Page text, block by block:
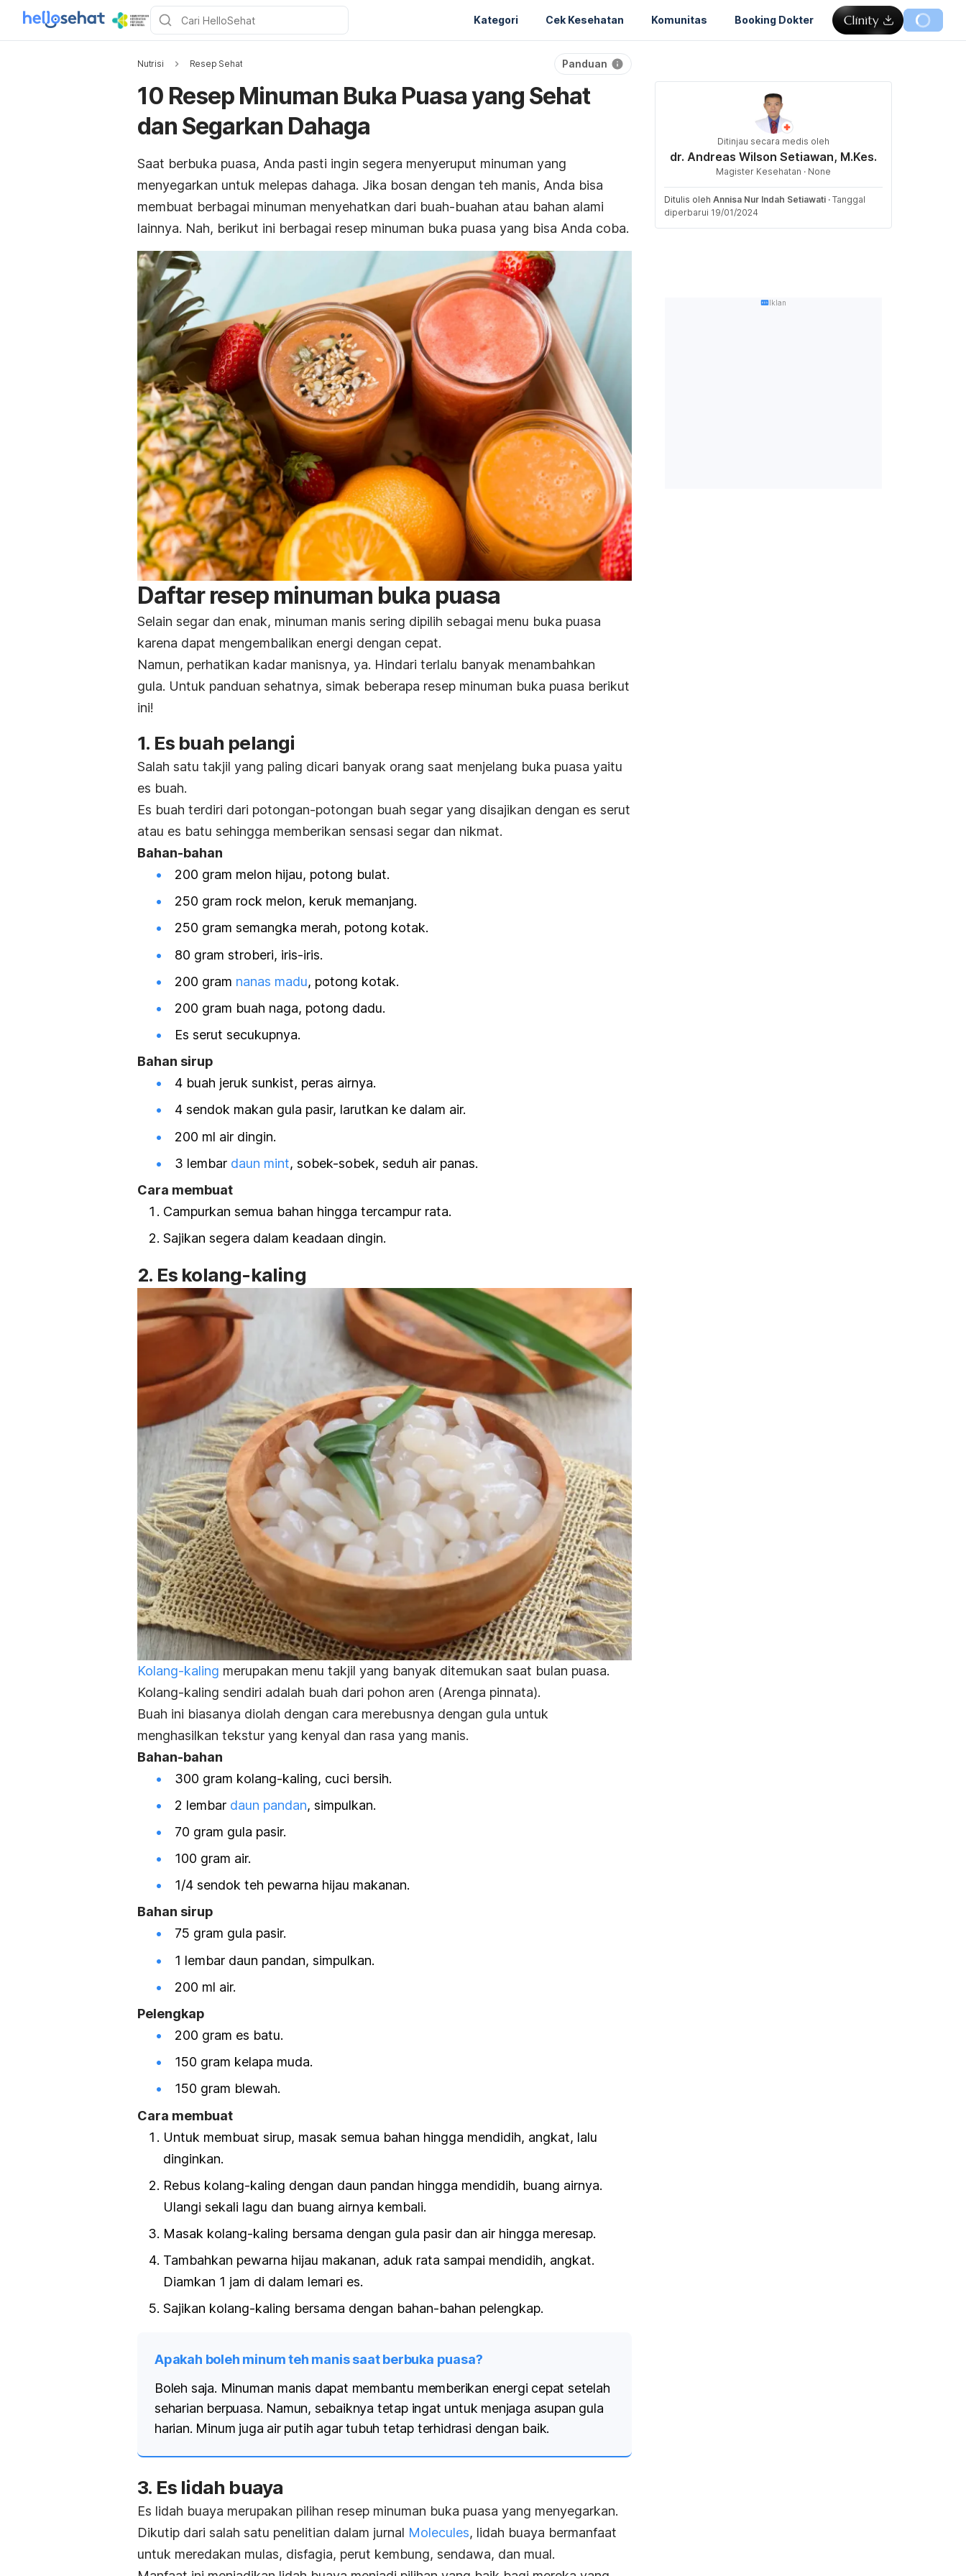
Kategori Cek Kesehatan Komunitas Booking Dokter
Nutrisi Resep Sehat Panduan
10 Resep Minuman Buka Puasa yang Sehat
dan Segarkan Dahaga
Saat berbuka puasa, Anda pasti ingin segera menyeruput minuman yang
menyegarkan untuk melepas dahaga. Jika bosan dengan teh manis, Anda bisa
membuat berbagai minuman menyehatkan dari buah-buahan atau bahan alami
lainnya. Nah, berikut ini berbagai resep minuman buka puasa yang bisa Anda coba.
Daftar resep minuman buka puasa
Selain segar dan enak, minuman manis sering dipilih sebagai menu buka puasa
karena dapat mengembalikan energi dengan cepat.
Namun, perhatikan kadar manisnya, ya. Hindari terlalu banyak menambahkan
gula. Untuk panduan sehatnya, simak beberapa resep minuman buka puasa berikut
ini!
1. Es buah pelangi
Salah satu takjil yang paling dicari banyak orang saat menjelang buka puasa yaitu
es buah.
Es buah terdiri dari potongan-potongan buah segar yang disajikan dengan es serut
atau es batu sehingga memberikan sensasi segar dan nikmat.
Bahan-bahan
200 gram melon hijau, potong bulat.
250 gram rock melon, keruk memanjang.
250 gram semangka merah, potong kotak.
80 gram stroberi, iris-iris.
200 gram nanas madu, potong kotak.
200 gram buah naga, potong dadu.
Es serut secukupnya.
Bahan sirup
4 buah jeruk sunkist, peras airnya.
4 sendok makan gula pasir, larutkan ke dalam air.
200 ml air dingin.
3 lembar daun mint, sobek-sobek, seduh air panas.
Cara membuat
Campurkan semua bahan hingga tercampur rata.
Sajikan segera dalam keadaan dingin.
2. Es kolang-kaling
Kolang-kaling merupakan menu takjil yang banyak ditemukan saat bulan puasa.
Kolang-kaling sendiri adalah buah dari pohon aren (Arenga pinnata).
Buah ini biasanya diolah dengan cara merebusnya dengan gula untuk
menghasilkan tekstur yang kenyal dan rasa yang manis.
Bahan-bahan
300 gram kolang-kaling, cuci bersih.
2 lembar daun pandan, simpulkan.
70 gram gula pasir.
100 gram air.
1/4 sendok teh pewarna hijau makanan.
Bahan sirup
75 gram gula pasir.
1 lembar daun pandan, simpulkan.
200 ml air.
Pelengkap
200 gram es batu.
150 gram kelapa muda.
150 gram blewah.
Cara membuat
Untuk membuat sirup, masak semua bahan hingga mendidih, angkat, lalu
dinginkan.
Rebus kolang-kaling dengan daun pandan hingga mendidih, buang airnya.
Ulangi sekali lagu dan buang airnya kembali.
Masak kolang-kaling bersama dengan gula pasir dan air hingga meresap.
Tambahkan pewarna hijau makanan, aduk rata sampai mendidih, angkat.
Diamkan 1 jam di dalam lemari es.
Sajikan kolang-kaling bersama dengan bahan-bahan pelengkap.
Apakah boleh minum teh manis saat berbuka puasa?
Boleh saja. Minuman manis dapat membantu memberikan energi cepat setelah
seharian berpuasa. Namun, sebaiknya tetap ingat untuk menjaga asupan gula
harian. Minum juga air putih agar tubuh tetap terhidrasi dengan baik.
3. Es lidah buaya
Es lidah buaya merupakan pilihan resep minuman buka puasa yang menyegarkan.
Dikutip dari salah satu penelitian dalam jurnal Molecules, lidah buaya bermanfaat
untuk meredakan mulas, disfagia, perut kembung, sendawa, dan mual.
Ditinjau secara medis oleh
dr. Andreas Wilson Setiawan, M.Kes.
Magister Kesehatan · None
Ditulis oleh Annisa Nur Indah Setiawati · Tanggal
diperbarui 19/01/2024
Iklan